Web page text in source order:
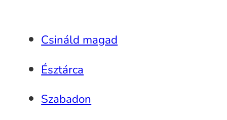
Csináld magad
Észtárca
Szabadon